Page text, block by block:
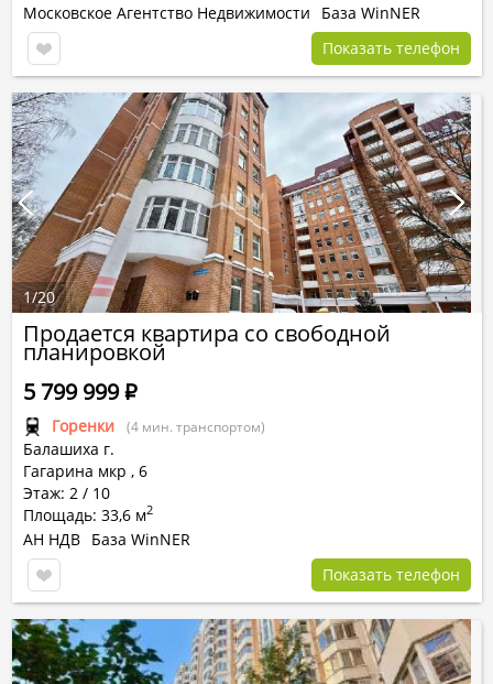
Московское Агентство Недвижимости
База WinNER
Показать телефон
Продается квартира со свободной
планировкой
Горенки (4 мин. транспортом)
Балашиха г.
Гагарина мкр , 6
Этаж: 2 / 10
Площадь: 33,6 м2
5 799 999Р
АН НДВ База WinNER
Показать телефон
1/20